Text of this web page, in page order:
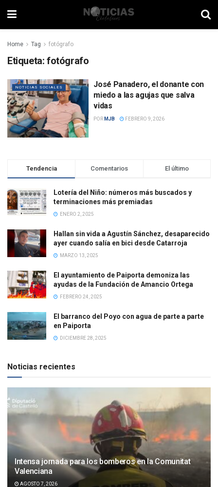
Home Tag fotógrafo
Etiqueta: fotógrafo
NOTICIAS SOCIALES
José Panadero, el donante con
miedo a las agujas que salva
vidas
POR MJB FEBRERO 9, 2026
Tendencia Comentarios El último
Lotería del Niño: números más buscados y
terminaciones más premiadas
ENERO 2, 2025
Hallan sin vida a Agustín Sánchez, desaparecido
ayer cuando salía en bici desde Catarroja
MARZO 13, 2025
El ayuntamiento de Paiporta demoniza las
ayudas de la Fundación de Amancio Ortega
FEBRERO 24, 2025
El barranco del Poyo con agua de parte a parte
en Paiporta
DICIEMBRE 28, 2025
Noticias recientes
Intensa jornada para los bomberos en la Comunitat
Valenciana
AGOSTO 7, 2026